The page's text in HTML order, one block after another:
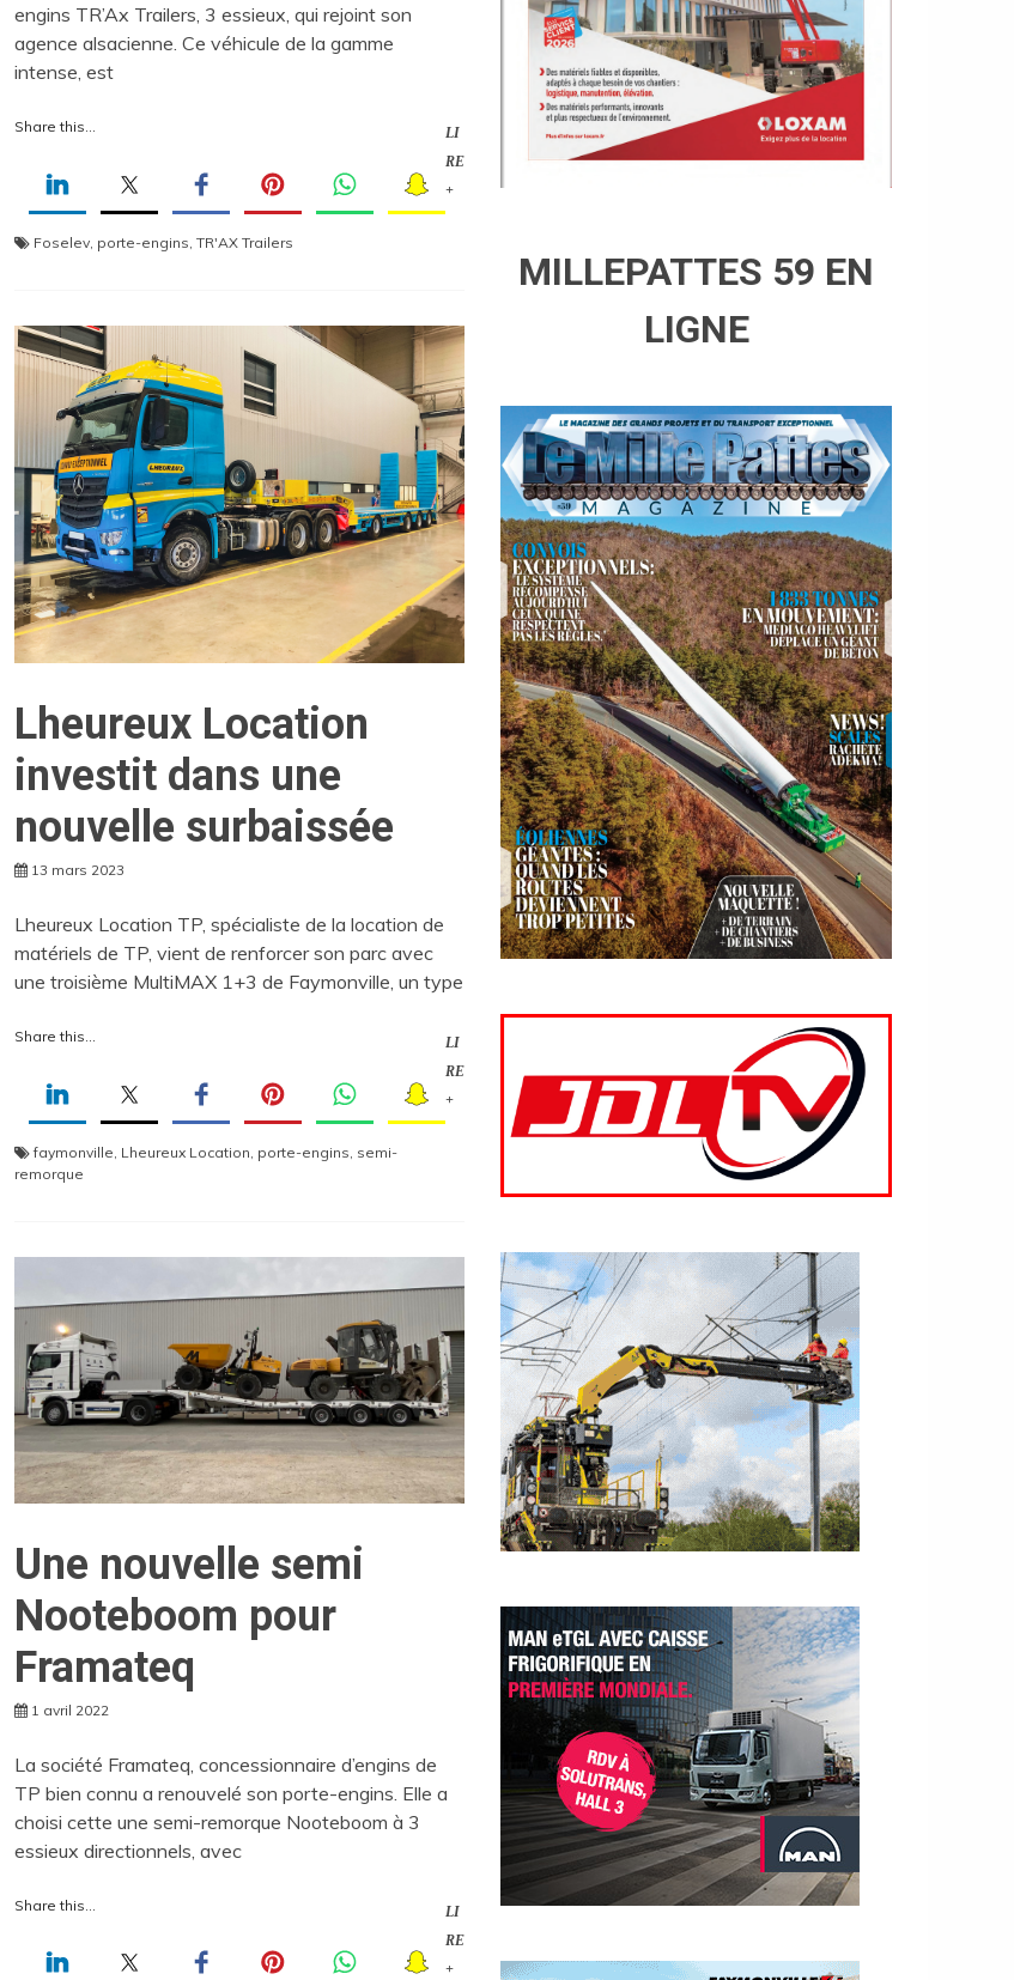
engins TR’Ax Trailers, 3 essieux, qui rejoint son
agence alsacienne. Ce véhicule de la gamme
intense, est
Share this...
LI
RE
+
Foselev, porte-engins, TR'AX Trailers
Lheureux Location
investit dans une
nouvelle surbaissée
13 mars 2023
Lheureux Location TP, spécialiste de la location de
matériels de TP, vient de renforcer son parc avec
une troisième MultiMAX 1+3 de Faymonville, un type
Share this...
LI
RE
+
faymonville, Lheureux Location, porte-engins, semi-
remorque
Une nouvelle semi
Nooteboom pour
Framateq
1 avril 2022
La société Framateq, concessionnaire d’engins de
TP bien connu a renouvelé son porte-engins. Elle a
choisi cette une semi-remorque Nooteboom à 3
essieux directionnels, avec
Share this...
LI
RE
+
MILLEPATTES 59 EN
LIGNE